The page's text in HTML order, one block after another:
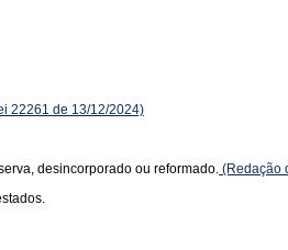
22261 de 13/12/2024)
desincorporado ou reformado. (Redação